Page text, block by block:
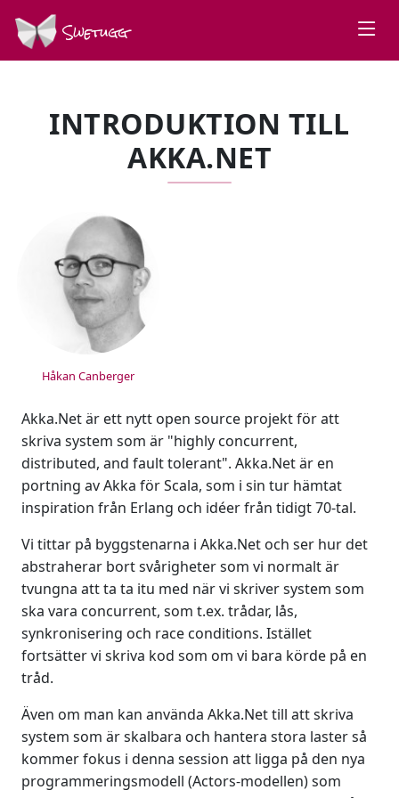
Swetugg
INTRODUKTION TILL
AKKA.NET
SPEAKERS
Håkan Canberger
Akka.Net är ett nytt open source projekt för att
skriva system som är "highly concurrent,
distributed, and fault tolerant". Akka.Net är en
portning av Akka för Scala, som i sin tur hämtat
inspiration från Erlang och idéer från tidigt 70-tal.
Vi tittar på byggstenarna i Akka.Net och ser hur det
abstraherar bort svårigheter som vi normalt är
tvungna att ta ta itu med när vi skriver system som
ska vara concurrent, som t.ex. trådar, lås,
synkronisering och race conditions. Istället
fortsätter vi skriva kod som om vi bara körde på en
tråd.
Även om man kan använda Akka.Net till att skriva
system som är skalbara och hantera stora laster så
kommer fokus i denna session att ligga på den nya
programmeringsmodell (Actors-modellen) som